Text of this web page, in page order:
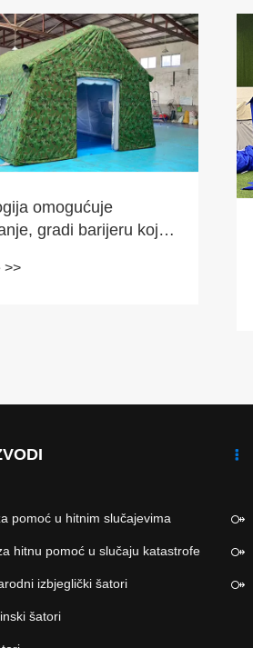
omogućuje
gradi barijeru koja
>>
pomoć u hitnim slučajevima
hitnu pomoć u slučaju katastrofe
izbjeglički šatori
šatori